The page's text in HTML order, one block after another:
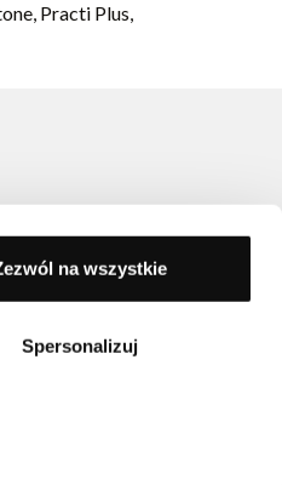
na wszystkie
Spersonalizuj
Practi Plus,